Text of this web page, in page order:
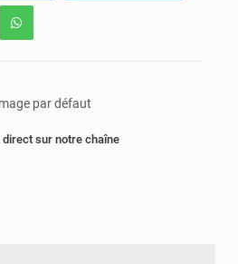
sur notre chaîne